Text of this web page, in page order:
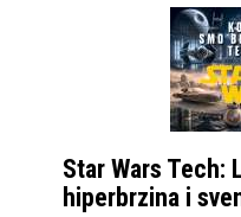
Star Wars Tech:
hiperbrzina i